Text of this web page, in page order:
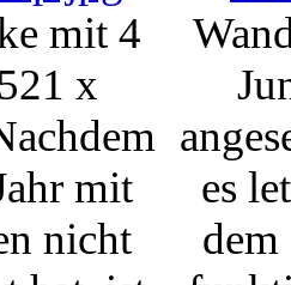
mit 4
521 x
mit
nicht
es